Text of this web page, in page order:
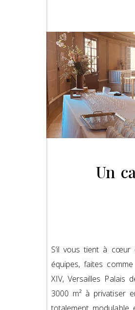
Un
S’il vous tient à cœur
équipes, faites
XIV, Versailles
3000 m² à privatiser